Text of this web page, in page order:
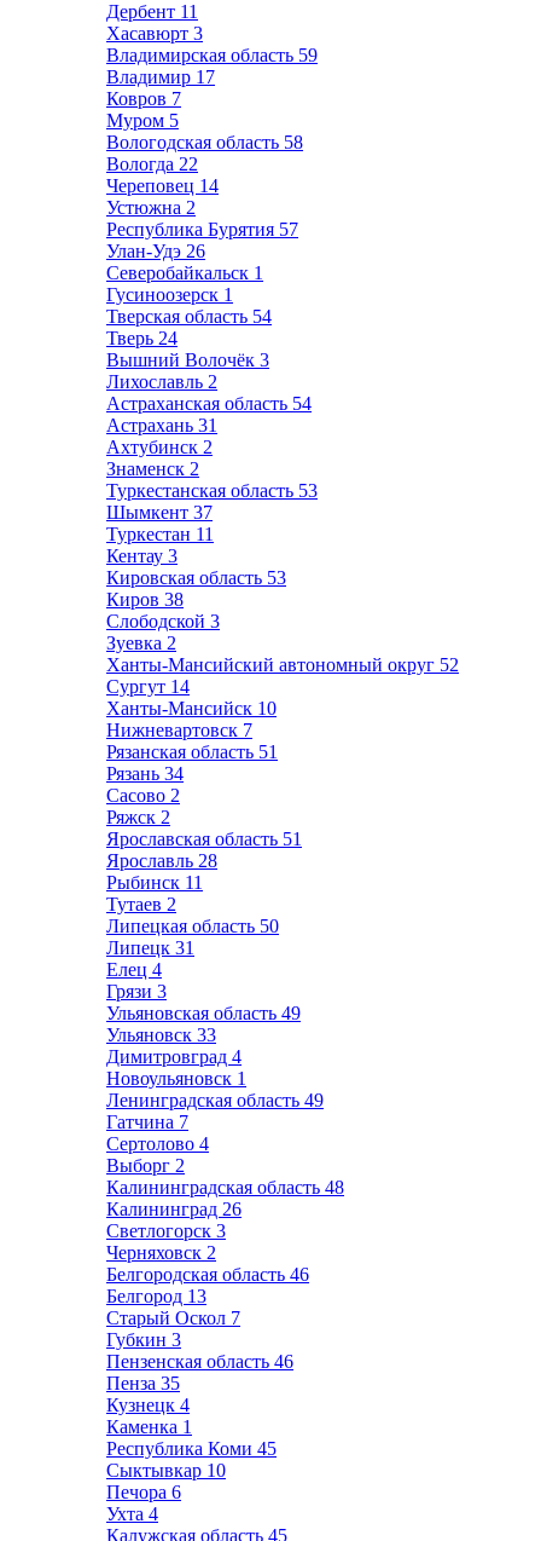
Дербент 11
Хасавюрт 3
Владимирская область 59
Владимир 17
Ковров 7
Муром 5
Вологодская область 58
Вологда 22
Череповец 14
Устюжна 2
Республика Бурятия 57
Улан-Удэ 26
Северобайкальск 1
Гусиноозерск 1
Тверская область 54
Тверь 24
Вышний Волочёк 3
Лихославль 2
Астраханская область 54
Астрахань 31
Ахтубинск 2
Знаменск 2
Туркестанская область 53
Шымкент 37
Туркестан 11
Кентау 3
Кировская область 53
Киров 38
Слободской 3
Зуевка 2
Ханты-Мансийский автономный округ 52
Сургут 14
Ханты-Мансийск 10
Нижневартовск 7
Рязанская область 51
Рязань 34
Сасово 2
Ряжск 2
Ярославская область 51
Ярославль 28
Рыбинск 11
Тутаев 2
Липецкая область 50
Липецк 31
Елец 4
Грязи 3
Ульяновская область 49
Ульяновск 33
Димитровград 4
Новоульяновск 1
Ленинградская область 49
Гатчина 7
Сертолово 4
Выборг 2
Калининградская область 48
Калининград 26
Светлогорск 3
Черняховск 2
Белгородская область 46
Белгород 13
Старый Оскол 7
Губкин 3
Пензенская область 46
Пенза 35
Кузнецк 4
Каменка 1
Республика Коми 45
Сыктывкар 10
Печора 6
Ухта 4
Калужская область 45